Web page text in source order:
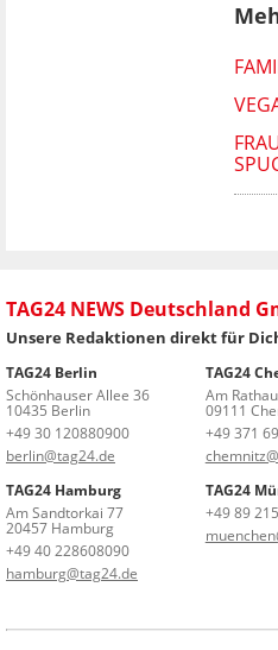
TAG24 NEWS Deutschland
Unsere Redaktionen direkt für
TAG24 Berlin
Schönhauser Allee 36
10435 Berlin
+49 30 120880900
berlin@tag24.de
TAG24
Am
09111
+49 371
TAG24 Hamburg
Am Sandtorkai 77
20457 Hamburg
+49 40 228608090
hamburg@tag24.de
TAG24
+49 89